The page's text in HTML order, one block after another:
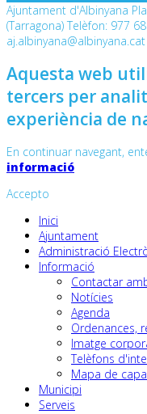
Ajuntament d'Albinyana
(Tarragona) Telèfon: 977
aj.albinyana@albinyana.cat
Aquesta web
tercers per
experiència de
En continuar navegant,
informació
Accepto
Inici
Ajuntament
Administració
Informació
Contactar
Notícies
Agenda
Ordenances,
Imatge
Telèfons
Mapa de
Municipi
Serveis